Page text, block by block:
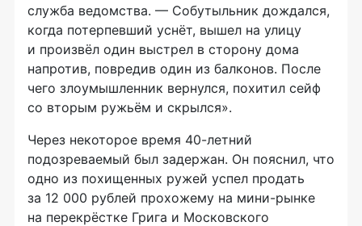
служба ведомства. — Собутыльник дождался,
когда потерпевший уснёт, вышел на улицу
и произвёл один выстрел в сторону дома
напротив, повредив один из балконов. После
чего злоумышленник вернулся, похитил сейф
со вторым ружьём и скрылся».
Через некоторое время 40-летний
подозреваемый был задержан. Он пояснил, что
одно из похищенных ружей успел продать
за 12 000 рублей прохожему на мини-рынке
на перекрёстке Грига и Московского